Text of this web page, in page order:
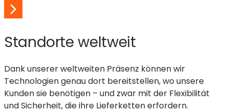
Standorte weltweit
Dank unserer weltweiten Präsenz können wir
Technologien genau dort bereitstellen, wo unsere
Kunden sie benötigen – und zwar mit der Flexibilität
und Sicherheit, die ihre Lieferketten erfordern.